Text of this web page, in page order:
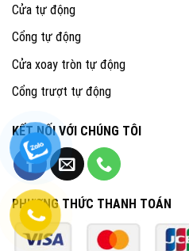
Cửa tự động
Cổng tự động
Cửa xoay tròn tự động
Cổng trượt tự động
KẾT NỐI VỚI CHÚNG TÔI
PHƯƠNG THỨC THANH TOÁN